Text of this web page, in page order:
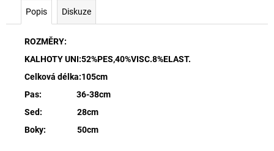
Popis Diskuze
ROZMĚRY:
KALHOTY UNI:52%PES,40%VISC.8%ELAST.
Celková délka:105cm
Pas: 36-38cm
Sed: 28cm
Boky: 50cm